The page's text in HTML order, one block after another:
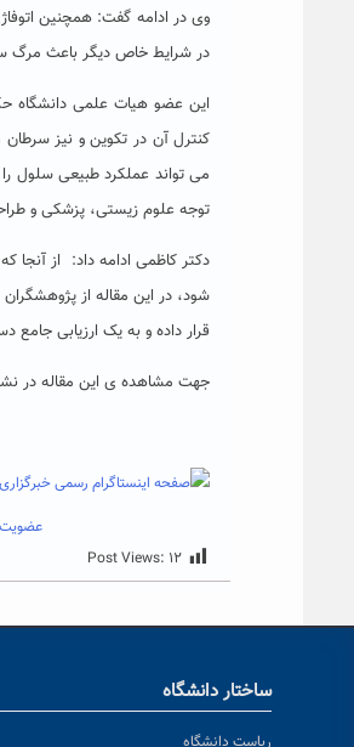
وی در ادامه گفت: همچنین
در شرایط خاص دیگر باعث مرگ
این عضو هیات علمی دانشگاه
کنترل آن در تکوین و نیز سرطان
می تواند عملکرد طبیعی سلول
توجه علوم زیستی، پزشکی و
دکتر کاظمی ادامه داد: از
شود، در این مقاله از
قرار داده و به یک ارزیابی جامع
جهت مشاهده ی این مقاله در
عضویت
Post Views: ۱۲
ساختار دانشگاه